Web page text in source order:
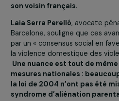
Spécialisation de la justice :
espagnol et perspectives
Iman Karzabi, chargée de
régional des Violences
Hubertine Auclert, rapporte
2020 portant sur le thème